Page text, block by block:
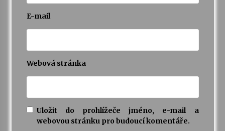
E-mail
Webová stránka
Uložit do prohlížeče jméno, e-mail a
webovou stránku pro budoucí komentáře.